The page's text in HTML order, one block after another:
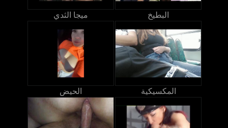
ميجا الثدي البطيخ
الحيض المكسيكية